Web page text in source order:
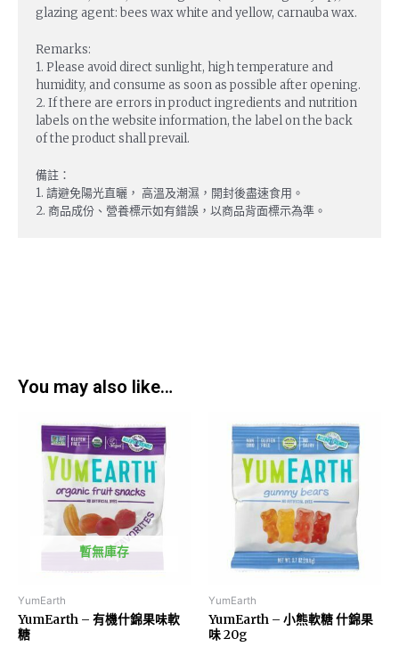
You may also like…
暫無庫存
YumEarth
YumEarth – 有機什錦果味軟
糖
YumEarth
YumEarth – 小熊軟糖 什錦果
味 20g
glazing agent: bees wax white and yellow, carnauba wax.
Remarks:
1. Please avoid direct sunlight, high temperature and
humidity, and consume as soon as possible after opening.
2. If there are errors in product ingredients and nutrition
labels on the website information, the label on the back
of the product shall prevail.
備註：
1. 請避免陽光直曬， 高溫及潮濕，開封後盡速食用。
2. 商品成份、營養標示如有錯誤，以商品背面標示為準。